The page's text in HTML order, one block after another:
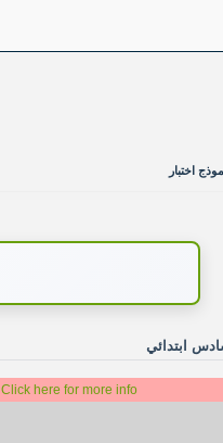
اختبار
ابتدائي
Click here for more info